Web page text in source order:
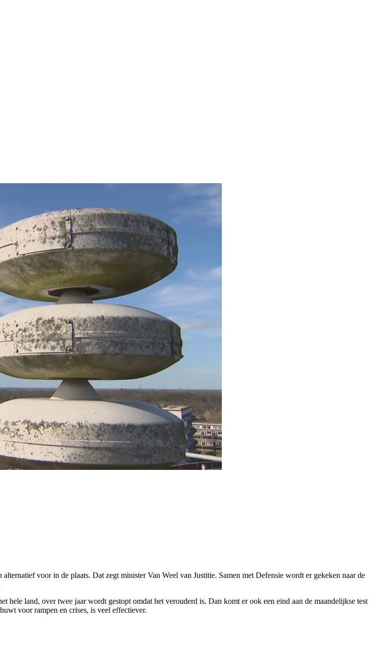
voor in de plaats. Dat zegt minister Van Weel van Justitie. Samen met Defensie wordt er gekeken naar de
hele land, over twee jaar wordt gestopt omdat het verouderd is. Dan komt er ook een eind aan de maandelijkse test
voor rampen en crises, is veel effectiever.